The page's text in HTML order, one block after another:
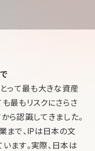
って最も大きな資産
最もリスクにさらさ
ら認識してきました。
まで、IPは日本の文
ます。実際、日本は